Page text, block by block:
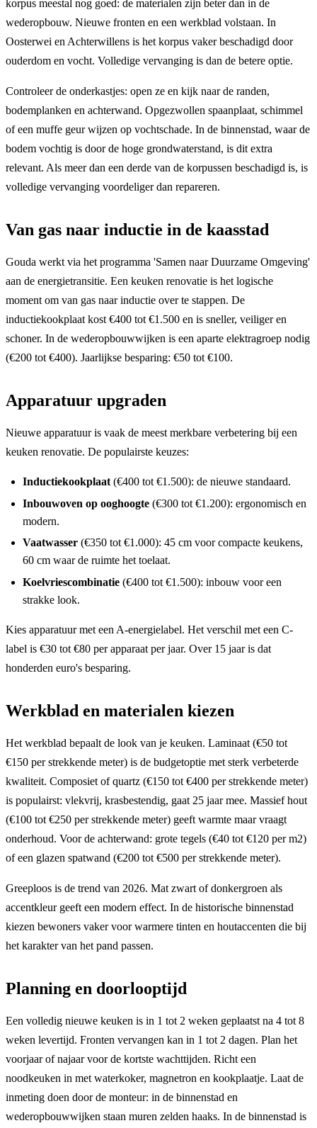
korpus meestal nog goed: de materialen zijn beter dan in de
wederopbouw. Nieuwe fronten en een werkblad volstaan. In
Oosterwei en Achterwillens is het korpus vaker beschadigd door
ouderdom en vocht. Volledige vervanging is dan de betere optie.
Controleer de onderkastjes: open ze en kijk naar de randen,
bodemplanken en achterwand. Opgezwollen spaanplaat, schimmel
of een muffe geur wijzen op vochtschade. In de binnenstad, waar de
bodem vochtig is door de hoge grondwaterstand, is dit extra
relevant. Als meer dan een derde van de korpussen beschadigd is, is
volledige vervanging voordeliger dan repareren.
Van gas naar inductie in de kaasstad
Gouda werkt via het programma 'Samen naar Duurzame Omgeving'
aan de energietransitie. Een keuken renovatie is het logische
moment om van gas naar inductie over te stappen. De
inductiekookplaat kost €400 tot €1.500 en is sneller, veiliger en
schoner. In de wederopbouwwijken is een aparte elektragroep nodig
(€200 tot €400). Jaarlijkse besparing: €50 tot €100.
Apparatuur upgraden
Nieuwe apparatuur is vaak de meest merkbare verbetering bij een
keuken renovatie. De populairste keuzes:
Inductiekookplaat (€400 tot €1.500): de nieuwe standaard.
Inbouwoven op ooghoogte (€300 tot €1.200): ergonomisch en
modern.
Vaatwasser (€350 tot €1.000): 45 cm voor compacte keukens,
60 cm waar de ruimte het toelaat.
Koelvriescombinatie (€400 tot €1.500): inbouw voor een
strakke look.
Kies apparatuur met een A-energielabel. Het verschil met een C-
label is €30 tot €80 per apparaat per jaar. Over 15 jaar is dat
honderden euro's besparing.
Werkblad en materialen kiezen
Het werkblad bepaalt de look van je keuken. Laminaat (€50 tot
€150 per strekkende meter) is de budgetoptie met sterk verbeterde
kwaliteit. Composiet of quartz (€150 tot €400 per strekkende meter)
is populairst: vlekvrij, krasbestendig, gaat 25 jaar mee. Massief hout
(€100 tot €250 per strekkende meter) geeft warmte maar vraagt
onderhoud. Voor de achterwand: grote tegels (€40 tot €120 per m2)
of een glazen spatwand (€200 tot €500 per strekkende meter).
Greeploos is de trend van 2026. Mat zwart of donkergroen als
accentkleur geeft een modern effect. In de historische binnenstad
kiezen bewoners vaker voor warmere tinten en houtaccenten die bij
het karakter van het pand passen.
Planning en doorlooptijd
Een volledig nieuwe keuken is in 1 tot 2 weken geplaatst na 4 tot 8
weken levertijd. Fronten vervangen kan in 1 tot 2 dagen. Plan het
voorjaar of najaar voor de kortste wachttijden. Richt een
noodkeuken in met waterkoker, magnetron en kookplaatje. Laat de
inmeting doen door de monteur: in de binnenstad en
wederopbouwwijken staan muren zelden haaks. In de binnenstad is